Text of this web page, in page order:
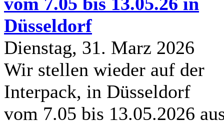
Düsseldorf
Dienstag, 31. Marz 2026
Wir stellen wieder auf der
Interpack, in Düsseldorf
vom 7.05 bis 13.05.2026